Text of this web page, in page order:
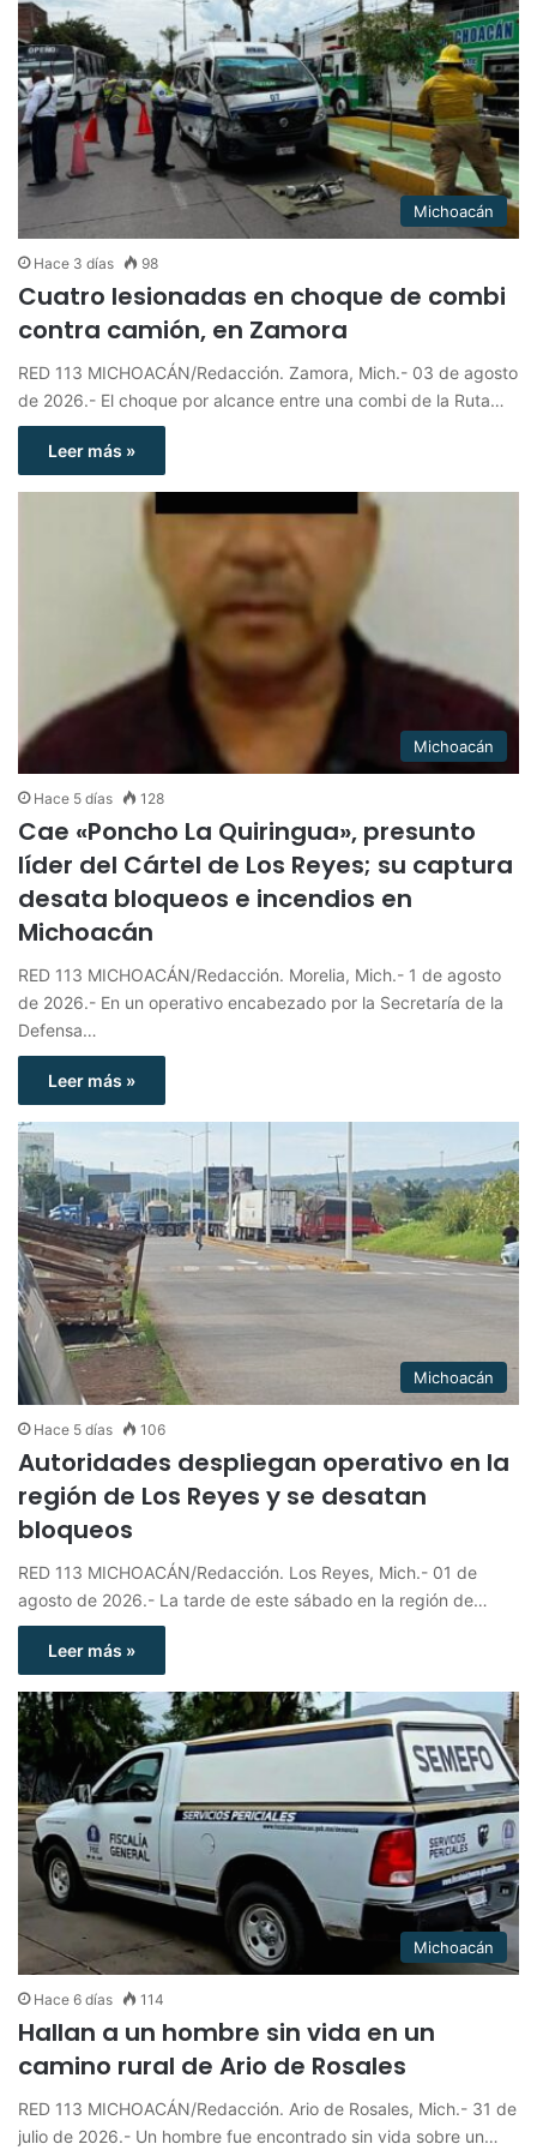
Michoacán
Hace 3 días 98
Cuatro lesionadas en choque de combi
contra camión, en Zamora
RED 113 MICHOACÁN/Redacción. Zamora, Mich.- 03 de agosto
de 2026.- El choque por alcance entre una combi de la Ruta…
Leer más »
Michoacán
Hace 5 días 128
Cae «Poncho La Quiringua», presunto
líder del Cártel de Los Reyes; su captura
desata bloqueos e incendios en
Michoacán
RED 113 MICHOACÁN/Redacción. Morelia, Mich.- 1 de agosto
de 2026.- En un operativo encabezado por la Secretaría de la
Defensa…
Leer más »
Michoacán
Hace 5 días 106
Autoridades despliegan operativo en la
región de Los Reyes y se desatan
bloqueos
RED 113 MICHOACÁN/Redacción. Los Reyes, Mich.- 01 de
agosto de 2026.- La tarde de este sábado en la región de…
Leer más »
Michoacán
Hace 6 días 114
Hallan a un hombre sin vida en un
camino rural de Ario de Rosales
RED 113 MICHOACÁN/Redacción. Ario de Rosales, Mich.- 31 de
julio de 2026.- Un hombre fue encontrado sin vida sobre un…